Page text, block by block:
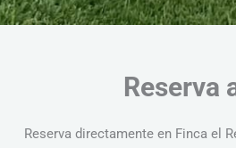
Reserva
Reserva directamente en Finca el